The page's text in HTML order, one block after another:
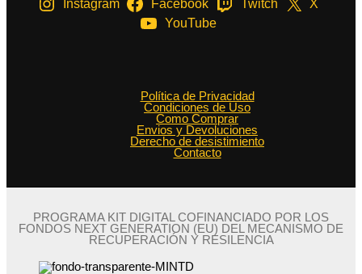
Instagram Facebook Twitch
X
YouTube
Política de Privacidad
Condiciones de Uso
Como Comprar
Envios y Devoluciones
Derecho de desistimiento
Contacto
PROGRAMA KIT DIGITAL COFINANCIADO POR LOS
FONDOS NEXT GENERATION (EU) DEL MECANISMO DE
RECUPERACIÓN Y RESILENCIA